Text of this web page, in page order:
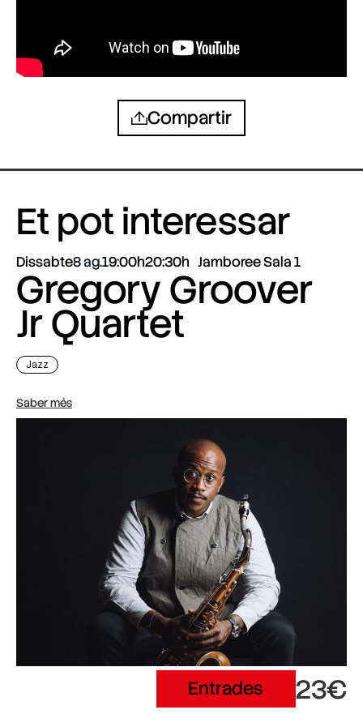
Compartir
Et pot interessar
Dissabte8 ag.19:00h20:30h Jamboree Sala 1
Gregory Groover
Jr Quartet
Jazz
Saber més
Entrades 23€